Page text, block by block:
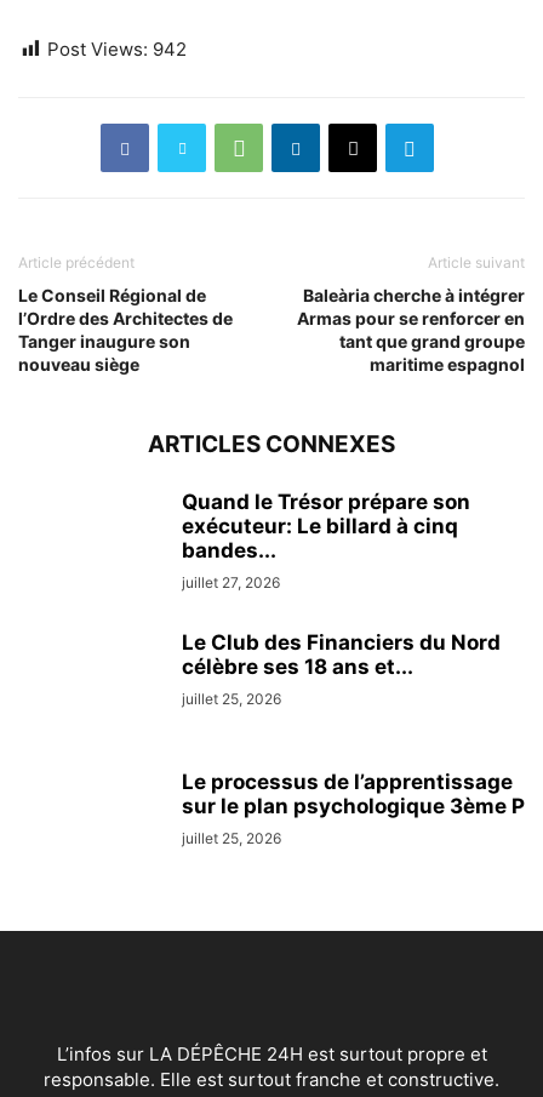
Post Views: 942
Article précédent
Le Conseil Régional de
l’Ordre des Architectes de
Tanger inaugure son
nouveau siège
Article suivant
Baleària cherche à intégrer
Armas pour se renforcer en
tant que grand groupe
maritime espagnol
ARTICLES CONNEXES
Quand le Trésor prépare son
exécuteur: Le billard à cinq
bandes...
juillet 27, 2026
Le Club des Financiers du Nord
célèbre ses 18 ans et...
juillet 25, 2026
Le processus de l’apprentissage
sur le plan psychologique 3ème P
juillet 25, 2026
L’infos sur LA DÉPÊCHE 24H est surtout propre et
responsable. Elle est surtout franche et constructive.